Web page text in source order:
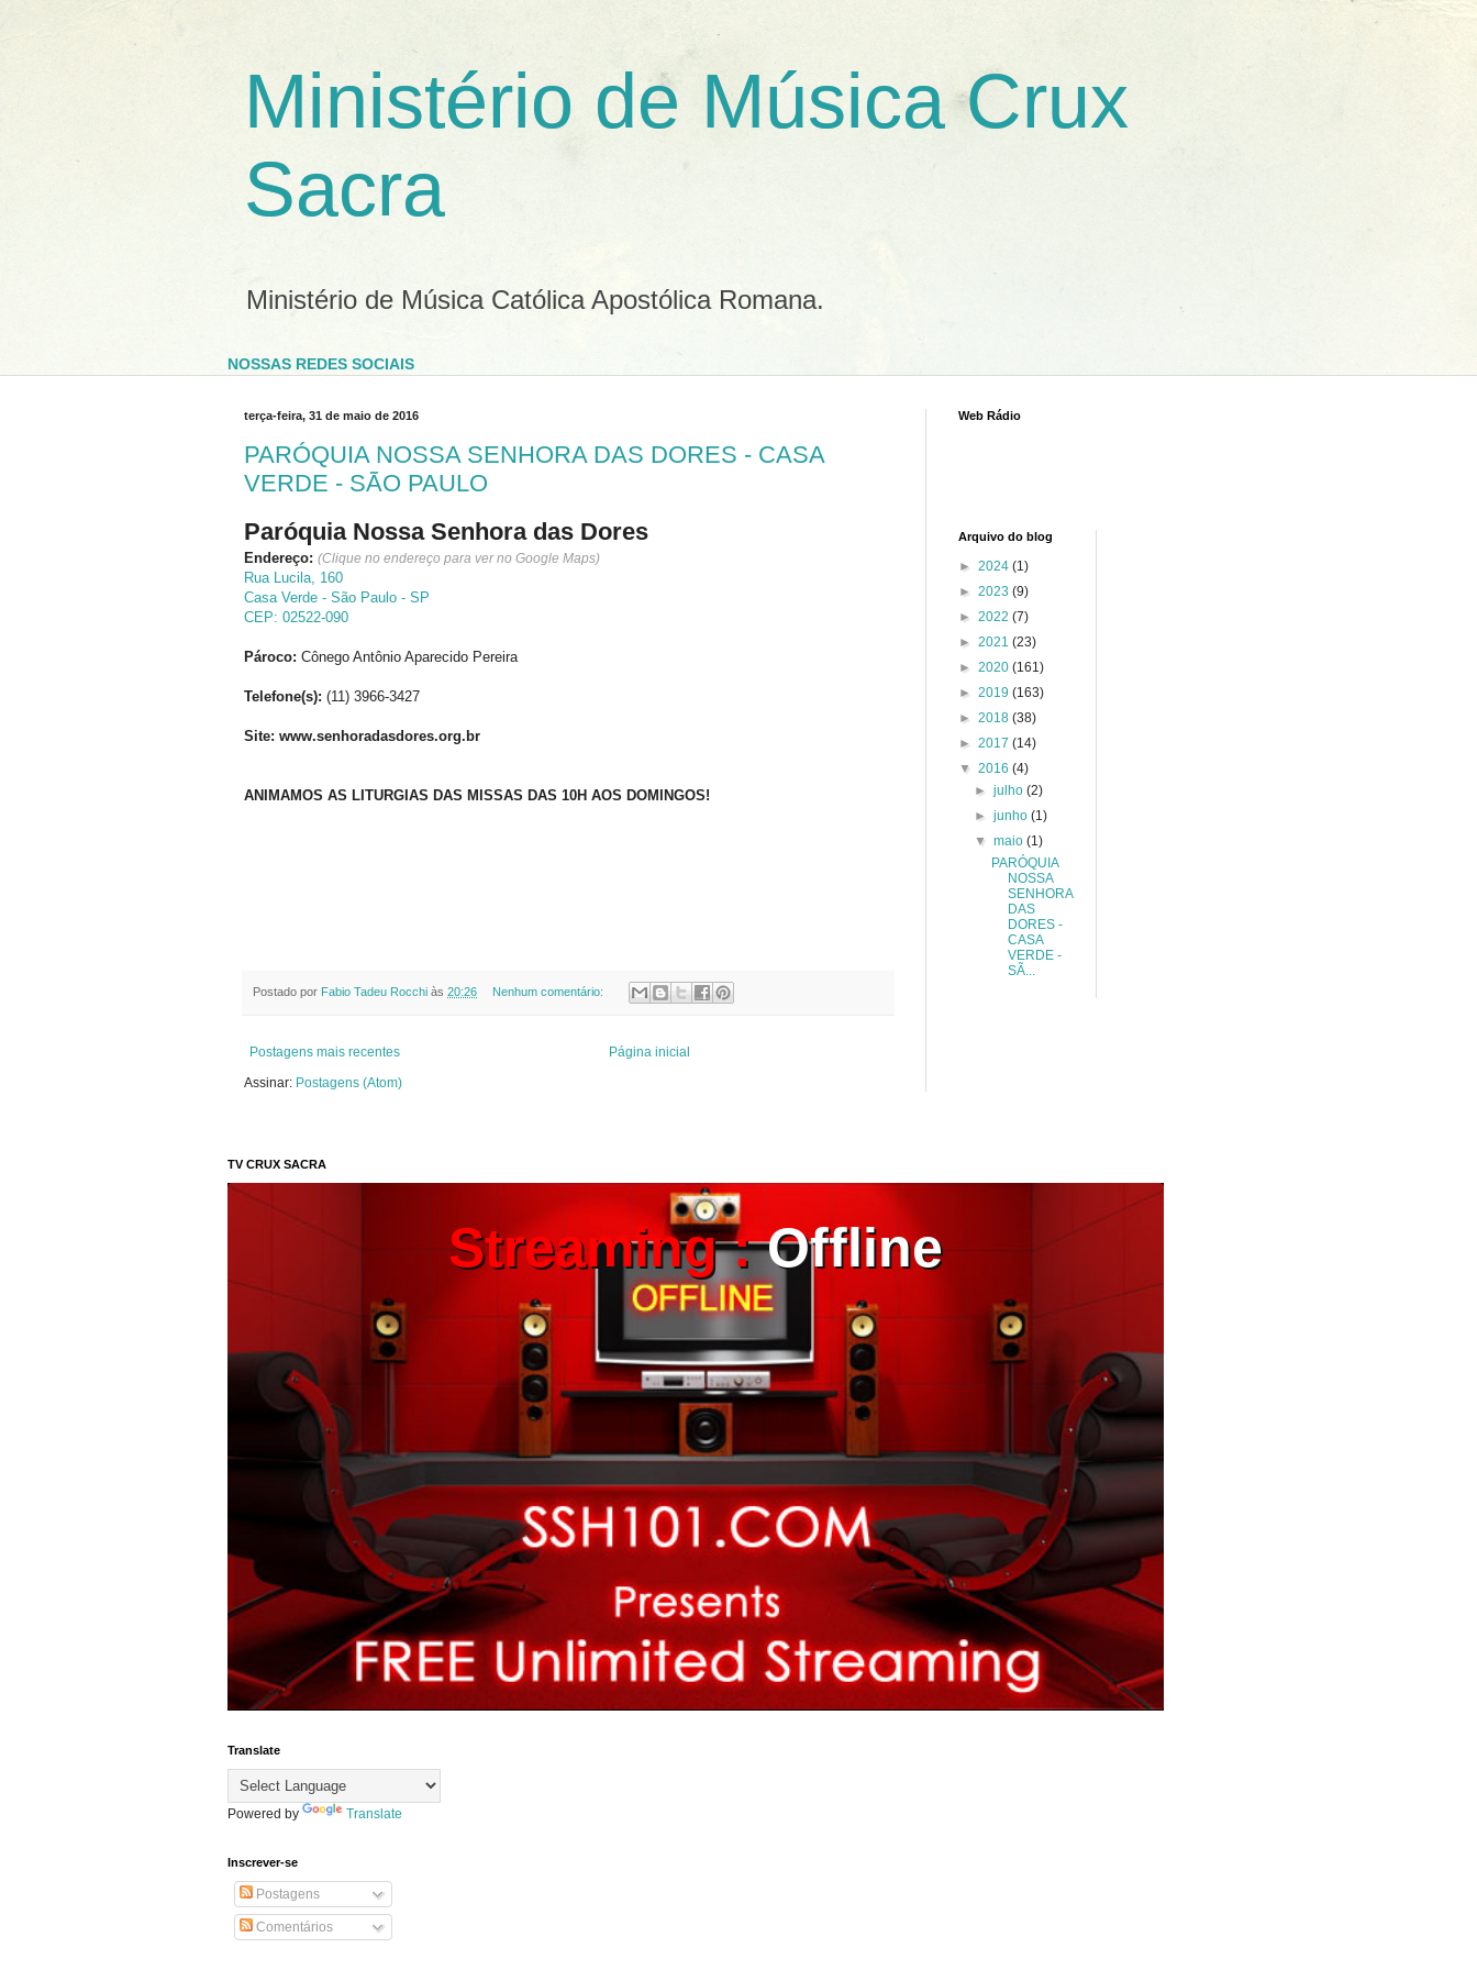
Ministério de Música Crux
Sacra
Ministério de Música Católica Apostólica Romana.
NOSSAS REDES SOCIAIS
terça-feira, 31 de maio de 2016
PARÓQUIA NOSSA SENHORA DAS DORES - CASA
VERDE - SÃO PAULO
Paróquia Nossa Senhora das Dores
Endereço: (Clique no endereço para ver no Google Maps)
Rua Lucila, 160
Casa Verde - São Paulo - SP
CEP: 02522-090
Pároco: Cônego Antônio Aparecido Pereira
Telefone(s): (11) 3966-3427
Site: www.senhoradasdores.org.br
ANIMAMOS AS LITURGIAS DAS MISSAS DAS 10H AOS DOMINGOS!
Postado por Fabio Tadeu Rocchi às 20:26 Nenhum comentário:
Postagens mais recentes
Página inicial
Assinar: Postagens (Atom)
Web Rádio
Arquivo do blog
► 2024 (1)
► 2023 (9)
► 2022 (7)
► 2021 (23)
► 2020 (161)
► 2019 (163)
► 2018 (38)
► 2017 (14)
▼ 2016 (4)
►julho(2)
►junho(1)
▼maio(1)
PARÓQUIA
NOSSA
SENHORA
DAS
DORES -
CASA
VERDE -
SÃ...
TV CRUX SACRA
Translate
Powered by Translate
Inscrever-se
Postagens
Comentários